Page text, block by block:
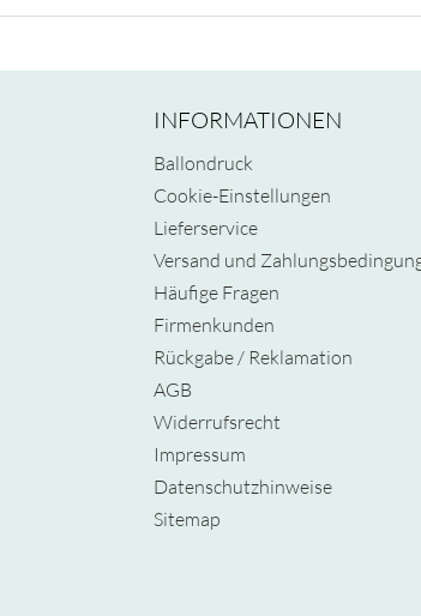
INFORMATIONEN
Ballondruck
Cookie-Einstellungen
Lieferservice
Versand und
Häufige Fragen
Firmenkunden
Rückgabe / Reklamation
AGB
Widerrufsrecht
Impressum
Datenschutzhinweise
Sitemap